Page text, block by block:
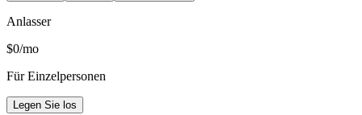
Anlasser
$0/mo
Für Einzelpersonen
Legen Sie los